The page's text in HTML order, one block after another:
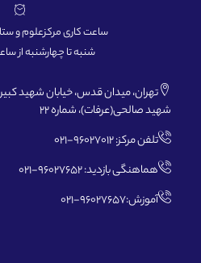
ساعت کاری مرکزعلوم و
شنبه تا چهارشنبه از ساعت 8 الی
تهران، میدان قدس، خیابان شهید
شهید صالحی(عرفات)، شماره 22
تلفن مرکز: 96027012-021
هماهنگی بازدید: 96027652-021
آموزش:96027657-021